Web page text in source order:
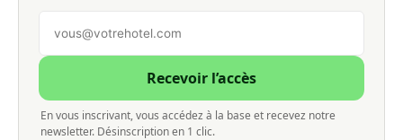
Recevoir l’accès
En vous inscrivant, vous accédez à la base et recevez notre
newsletter. Désinscription en 1 clic.